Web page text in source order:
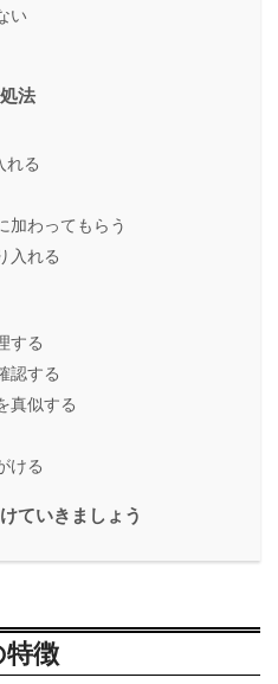
い
法
れる
加わってもらう
入れる
する
認する
真似する
ける
ていきましょう
徴